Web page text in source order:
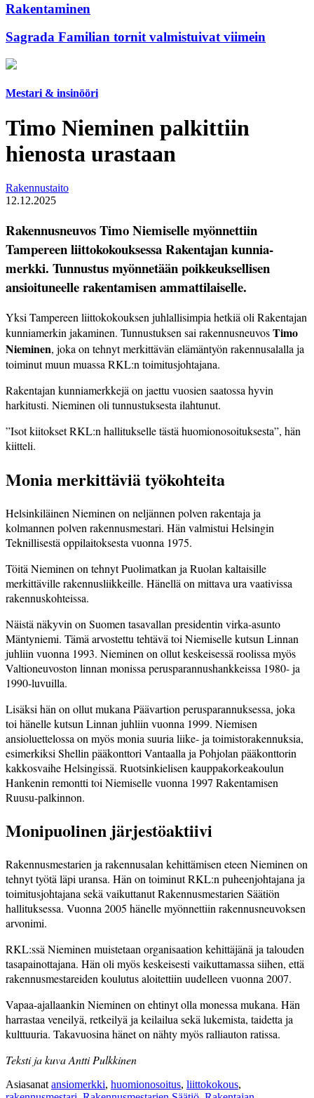
Rakentaminen
Sagrada Familian tornit valmistuivat viimein
Mestari & insinööri
Timo Nieminen palkittiin
hienosta urastaan
Rakennustaito
12.12.2025
Rakennusneuvos Timo Niemiselle myönnettiin
Tampereen liitto­kokouksessa Rakentajan kunnia­
merkki. Tunnustus myönnetään poikkeuksellisen
ansioituneelle rakentamisen ammattilaiselle.
Yksi Tampereen liittokokouksen juhlallisimpia hetkiä oli Rakentajan
kunniamerkin jakaminen. Tunnustuksen sai rakennusneuvosTimo
Nieminen, joka on tehnyt merkittävän elämäntyön rakennusalalla ja
toiminut muun muassa RKL:n toimitusjohtajana.
Rakentajan kunniamerkkejä on jaettu vuosien saatossa hyvin
harkitusti. Nieminen oli tunnustuksesta ilahtunut.
”Isot kiitokset RKL:n hallitukselle tästä huomionosoituksesta”, hän
kiitteli.
Monia merkittäviä työkohteita
Helsinkiläinen Nieminen on neljännen polven rakentaja ja
kolmannen polven rakennusmestari. Hän valmistui Helsingin
Teknillisestä oppilaitoksesta vuonna 1975.
Töitä Nieminen on tehnyt Puoli­matkan ja Ruolan kaltaisille
merkittäville rakennusliikkeille. Hänellä on mittava ura vaativissa
rakennuskohteissa.
Näistä näkyvin on Suomen tasa­vallan presidentin virka-asunto
Mäntyniemi. Tämä arvostettu tehtävä toi Niemiselle kutsun Linnan
juhliin vuonna 1993. Nieminen on ollut keskeisessä roolissa myös
Valtioneuvoston linnan monissa perusparannushankkeissa 1980- ja
1990-luvuilla.
Lisäksi hän on ollut mukana Pää­­­­­­­var­tion perusparannuksessa, joka
toi hänelle kutsun Linnan juhliin vuonna 1999. Niemisen
ansioluettelossa on myös monia suuria liike- ja toimistorakennuksia,
esimerkiksi Shellin pääkonttori Vantaalla ja Pohjolan pääkonttorin
kakkos­vaihe Helsingissä. Ruotsinkielisen kauppa­korkeakoulun
Hankenin remontti toi Niemiselle vuonna 1997 Rakentamisen
Ruusu-palkinnon.
Monipuolinen järjestö­aktiivi
Rakennusmestarien ja rakennusalan kehittämisen eteen Nieminen on
tehnyt työtä läpi uransa. Hän on toiminut RKL:n puheenjohtajana ja
toimitusjohtajana sekä vaikuttanut Rakennusmestarien Säätiön
hallituksessa. Vuonna 2005 hänelle myönnettiin rakennusneuvoksen
arvonimi.
RKL:ssä Nieminen muistetaan organisaation kehittäjänä ja talouden
tasa­painottajana. Hän oli myös keskeisesti vaikuttamassa siihen, että
rakennus­mestareiden koulutus aloitettiin uudelleen vuonna 2007.
Vapaa-ajallaankin Nieminen on ehtinyt olla monessa mukana. Hän
harrastaa veneilyä, retkeilyä ja keilailua sekä lukemista, taidetta ja
kulttuuria. Takavuosina hänet on nähty myös ralliauton ratissa.
Teksti ja kuva Antti Pulkkinen
Asiasanat ansiomerkki, huomionosoitus, liittokokous,